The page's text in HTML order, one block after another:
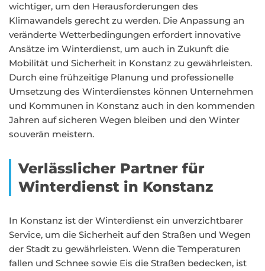
wichtiger, um den Herausforderungen des
Klimawandels gerecht zu werden. Die Anpassung an
veränderte Wetterbedingungen erfordert innovative
Ansätze im Winterdienst, um auch in Zukunft die
Mobilität und Sicherheit in Konstanz zu gewährleisten.
Durch eine frühzeitige Planung und professionelle
Umsetzung des Winterdienstes können Unternehmen
und Kommunen in Konstanz auch in den kommenden
Jahren auf sicheren Wegen bleiben und den Winter
souverän meistern.
Verlässlicher Partner für
Winterdienst in Konstanz
In Konstanz ist der Winterdienst ein unverzichtbarer
Service, um die Sicherheit auf den Straßen und Wegen
der Stadt zu gewährleisten. Wenn die Temperaturen
fallen und Schnee sowie Eis die Straßen bedecken, ist